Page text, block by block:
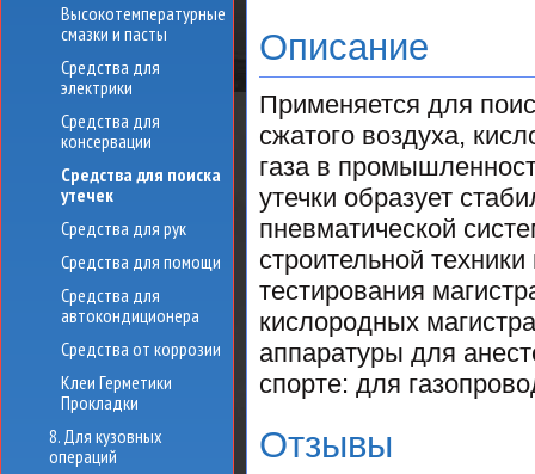
Высокотемпературные
смазки и пасты
Средства для
электрики
Средства для
консервации
Средства для поиска
утечек
Средства для рук
Средства для помощи
Средства для
автокондиционера
Средства от коррозии
Клеи Герметики
Прокладки
8. Для кузовных
операций
Описание
Применяется для
сжатого воздуха,
газа в
утечки образует
пневматической
строительной
тестирования
кислородных
аппаратуры для
спорте: для
Отзывы